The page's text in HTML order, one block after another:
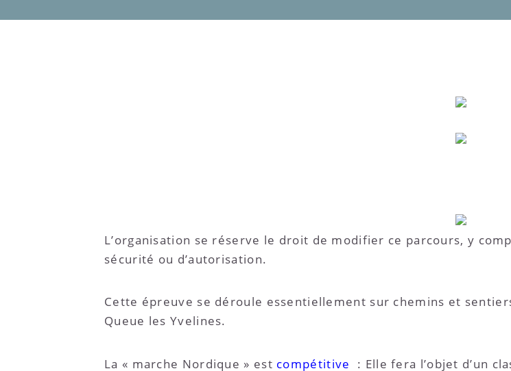
L’organisation se réserve le droit de modifier ce parcours, y
sécurité ou d’autorisation.
Cette épreuve se déroule essentiellement sur chemins et
Queue les Yvelines.
La « marche Nordique » est compétitive : Elle fera l’objet d’un